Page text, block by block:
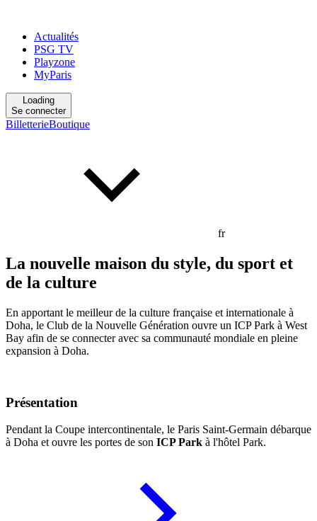
Actualités
PSG TV
Playzone
MyParis
Loading
Se connecter
BilletterieBoutique
fr
La nouvelle maison du style, du sport et
de la culture
En apportant le meilleur de la culture française et internationale à
Doha, le Club de la Nouvelle Génération ouvre un ICP Park à West
Bay afin de se connecter avec sa communauté mondiale en pleine
expansion à Doha.
Présentation
Pendant la Coupe intercontinentale, le Paris Saint-Germain débarque
à Doha et ouvre les portes de son ICP Park à l'hôtel Park.